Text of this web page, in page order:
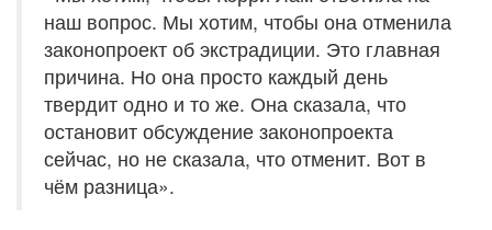
наш вопрос. Мы хотим, чтобы она отменила
законопроект об экстрадиции. Это главная
причина. Но она просто каждый день
твердит одно и то же. Она сказала, что
остановит обсуждение законопроекта
сейчас, но не сказала, что отменит. Вот в
чём разница».